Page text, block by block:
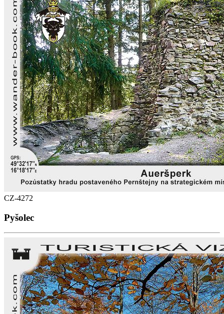
CZ-4272
Pyšolec